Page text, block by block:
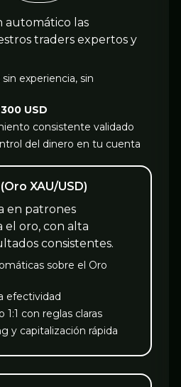
automático las
traders expertos y
experiencia, sin
USD
consistente validado
del dinero en tu cuenta
XAU/USD)
en patrones
el oro, con alta
consistentes.
sobre el Oro
efectividad
1:1 con reglas claras
y capitalización rápida